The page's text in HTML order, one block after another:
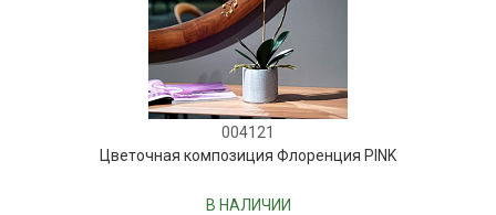
004121
Цветочная композиция Флоренция PINK
В НАЛИЧИИ